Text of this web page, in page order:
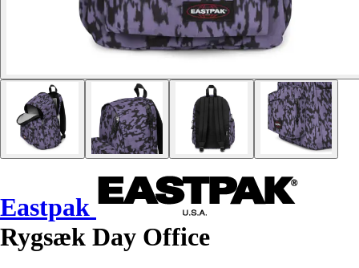
Eastpak
Rygsæk Day Office